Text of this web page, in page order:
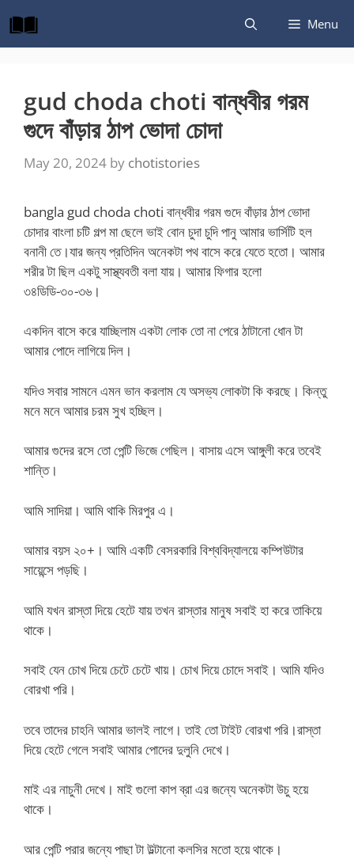
to
content
Menu
gud choda choti বান্ধবীর গরম
গুদে বাঁড়ার ঠাপ ভোদা চোদা
May 20, 2024 by chotistories
bangla gud choda choti বান্ধবীর গরম গুদে বাঁড়ার ঠাপ ভোদা
চোদার বাংলা চটি গল্প মা ছেলে ভাই বোন চুদা চুদি পানু আমার ভার্সিটি হল
বনানী তে।যার জন্য প্রতিদিন অনেকটা পথ বাসে করে যেতে হতো। আমার
শরীর টা ছিল একটু সাস্থ্যবতী বলা যায়। আমার ফিগার হলো
৩৪ডিডি-৩০-৩৬।
একদিন বাসে করে যাচ্ছিলাম একটা লোক তো না পেরে ঠাটানো ধোন টা
আমার পোদে লাগিয়ে দিল।
যদিও সবার সামনে এমন ভান করলাম যে অসভ্য লোকটা কি করছে। কিন্তু
মনে মনে আমার চরম সুখ হচ্ছিল।
আমার গুদের রসে তো পেন্টি ভিজে গেছিল। বাসায় এসে আঙ্গুলী করে তবেই
শান্তি।
আমি সাদিয়া। আমি থাকি মিরপুর এ।
আমার বয়স ২০+। আমি একটি বেসরকারি বিশ্ববিদ্যালয়ে কম্পিউটার
সায়েন্সে পড়ছি।
আমি যখন রাস্তা দিয়ে হেটে যায় তখন রাস্তার মানুষ সবাই হা করে তাকিয়ে
থাকে।
সবাই যেন চোখ দিয়ে চেটে চেটে খায়। চোখ দিয়ে চোদে সবাই। আমি যদিও
বোরখা পরি।
তবে তাদের চাহনি আমার ভালই লাগে। তাই তো টাইট বোরখা পরি।রাস্তা
দিয়ে হেটে গেলে সবাই আমার পোদের দুলুনি দেখে।
মাই এর নাচুনী দেখে। মাই গুলো কাপ ব্রা এর জন্যে অনেকটা উচু হয়ে
থাকে।
আর পেন্টি পরার জন্যে পাছা টা উল্টানো কলসির মতো হয়ে থাকে।